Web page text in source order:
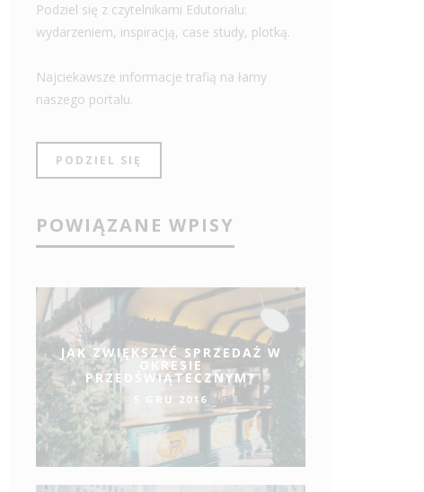
Podziel się z czytelnikami Edutorialu:
wydarzeniem, inspiracją, case study, plotką.
Najciekawsze informacje trafią na łamy
naszego portalu.
PODZIEL SIĘ
POWIĄZANE WPISY
JAK ZWIĘKSZYĆ SPRZEDAŻ W
OKRESIE
PRZEDŚWIĄTECZNYM?
5 GRU 2016